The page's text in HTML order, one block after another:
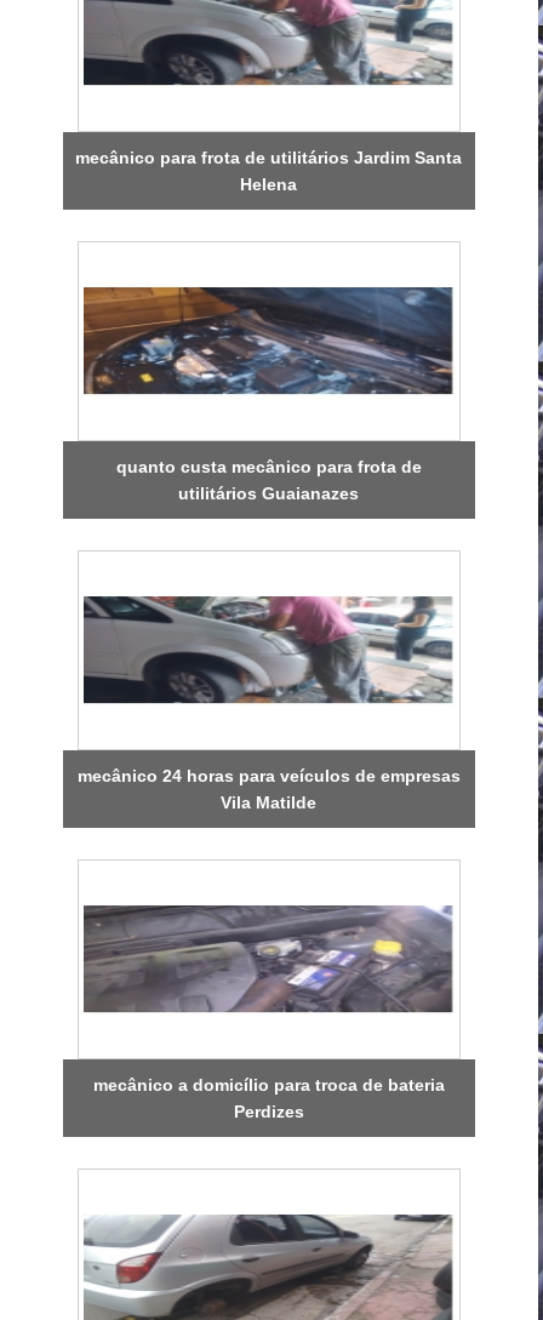
mecânico para frota de utilitários Jardim Santa
Helena
quanto custa mecânico para frota de
utilitários Guaianazes
mecânico 24 horas para veículos de empresas
Vila Matilde
mecânico a domicílio para troca de bateria
Perdizes